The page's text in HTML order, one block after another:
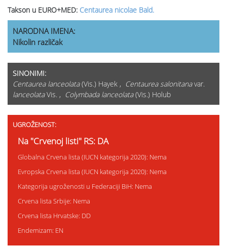
Takson u EURO+MED: Centaurea nicolae Bald.
NARODNA IMENA:
Nikolin različak
SINONIMI:
Centaurea lanceolata(Vis.) Hayek , Centaurea salonitanavar.
lanceolataVis. , Colymbada lanceolata(Vis.) Holub
UGROŽENOST:
Na "Crvenoj listi" RS: DA
Globalna Crvena lista (IUCN kategorija 2020): Nema
Evropska Crvena lista (IUCN kategorija 2020): Nema
Kategorija ugroženosti u Federaciji BiH: Nema
Crvena lista Srbije: Nema
Crvena lista Hrvatske: DD
Endemizam: EN